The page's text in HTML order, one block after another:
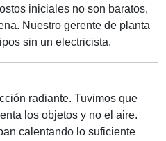
iniciales no son baratos,
Nuestro gerente de planta
sin un electricista.
radiante. Tuvimos que
los objetos y no el aire.
calentando lo suficiente